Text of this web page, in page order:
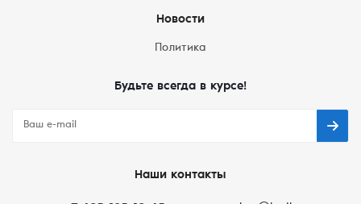
Новости
Политика
Будьте всегда в курсе!
Наши контакты